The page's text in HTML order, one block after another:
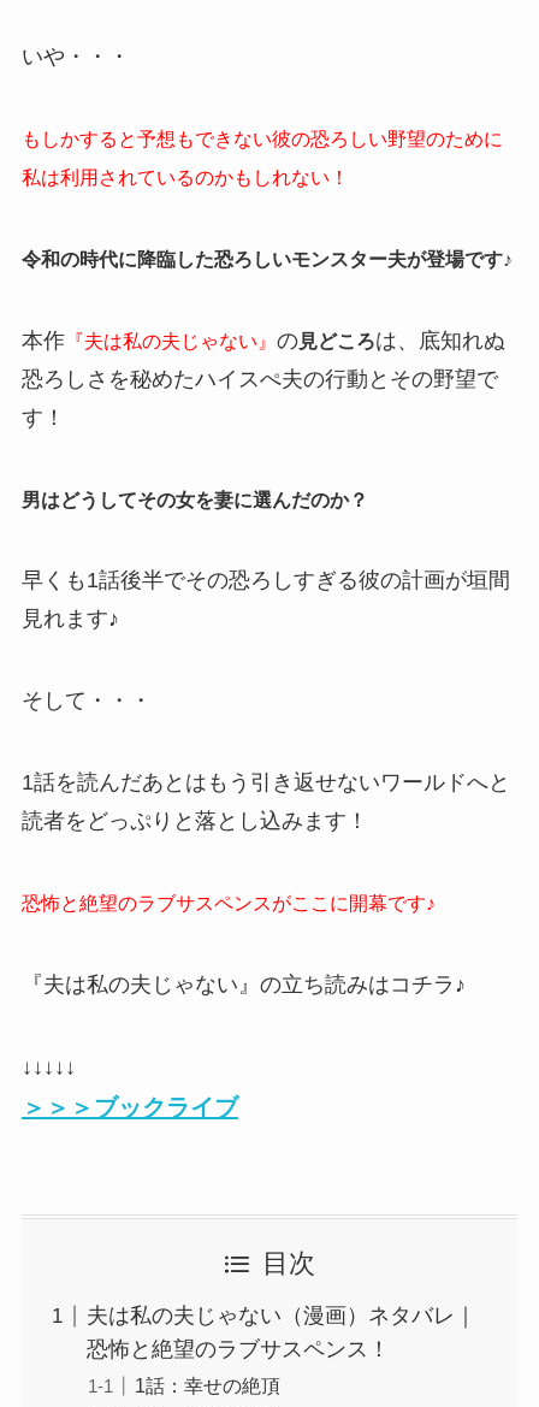
いや・・・
もしかすると予想もできない彼の恐ろしい野望のために
私は利用されているのかもしれない！
令和の時代に降臨した恐ろしいモンスター夫が登場です♪
本作『夫は私の夫じゃない』 の見どころは、底知れぬ
恐ろしさを秘めたハイスぺ夫の行動とその野望で
す！
男はどうしてその女を妻に選んだのか？
早くも1話後半でその恐ろしすぎる彼の計画が垣間
見れます♪
そして・・・
1話を読んだあとはもう引き返せないワールドへと
読者をどっぷりと落とし込みます！
恐怖と絶望のラブサスペンスがここに開幕です♪
『夫は私の夫じゃない』の立ち読みはコチラ♪
↓↓↓↓↓
＞＞＞ブックライブ
目次
夫は私の夫じゃない（漫画）ネタバレ｜
恐怖と絶望のラブサスペンス！
1話：幸せの絶頂